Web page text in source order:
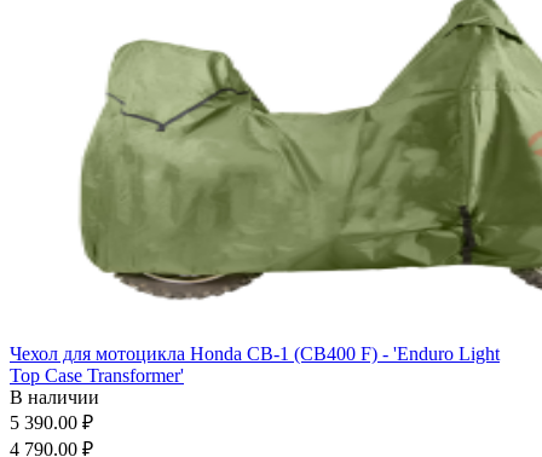
Чехол для мотоцикла Honda CB-1 (CB400 F) - 'Enduro Light
Top Case Transformer'
В наличии
5 390.00 ₽
4 790.00 ₽